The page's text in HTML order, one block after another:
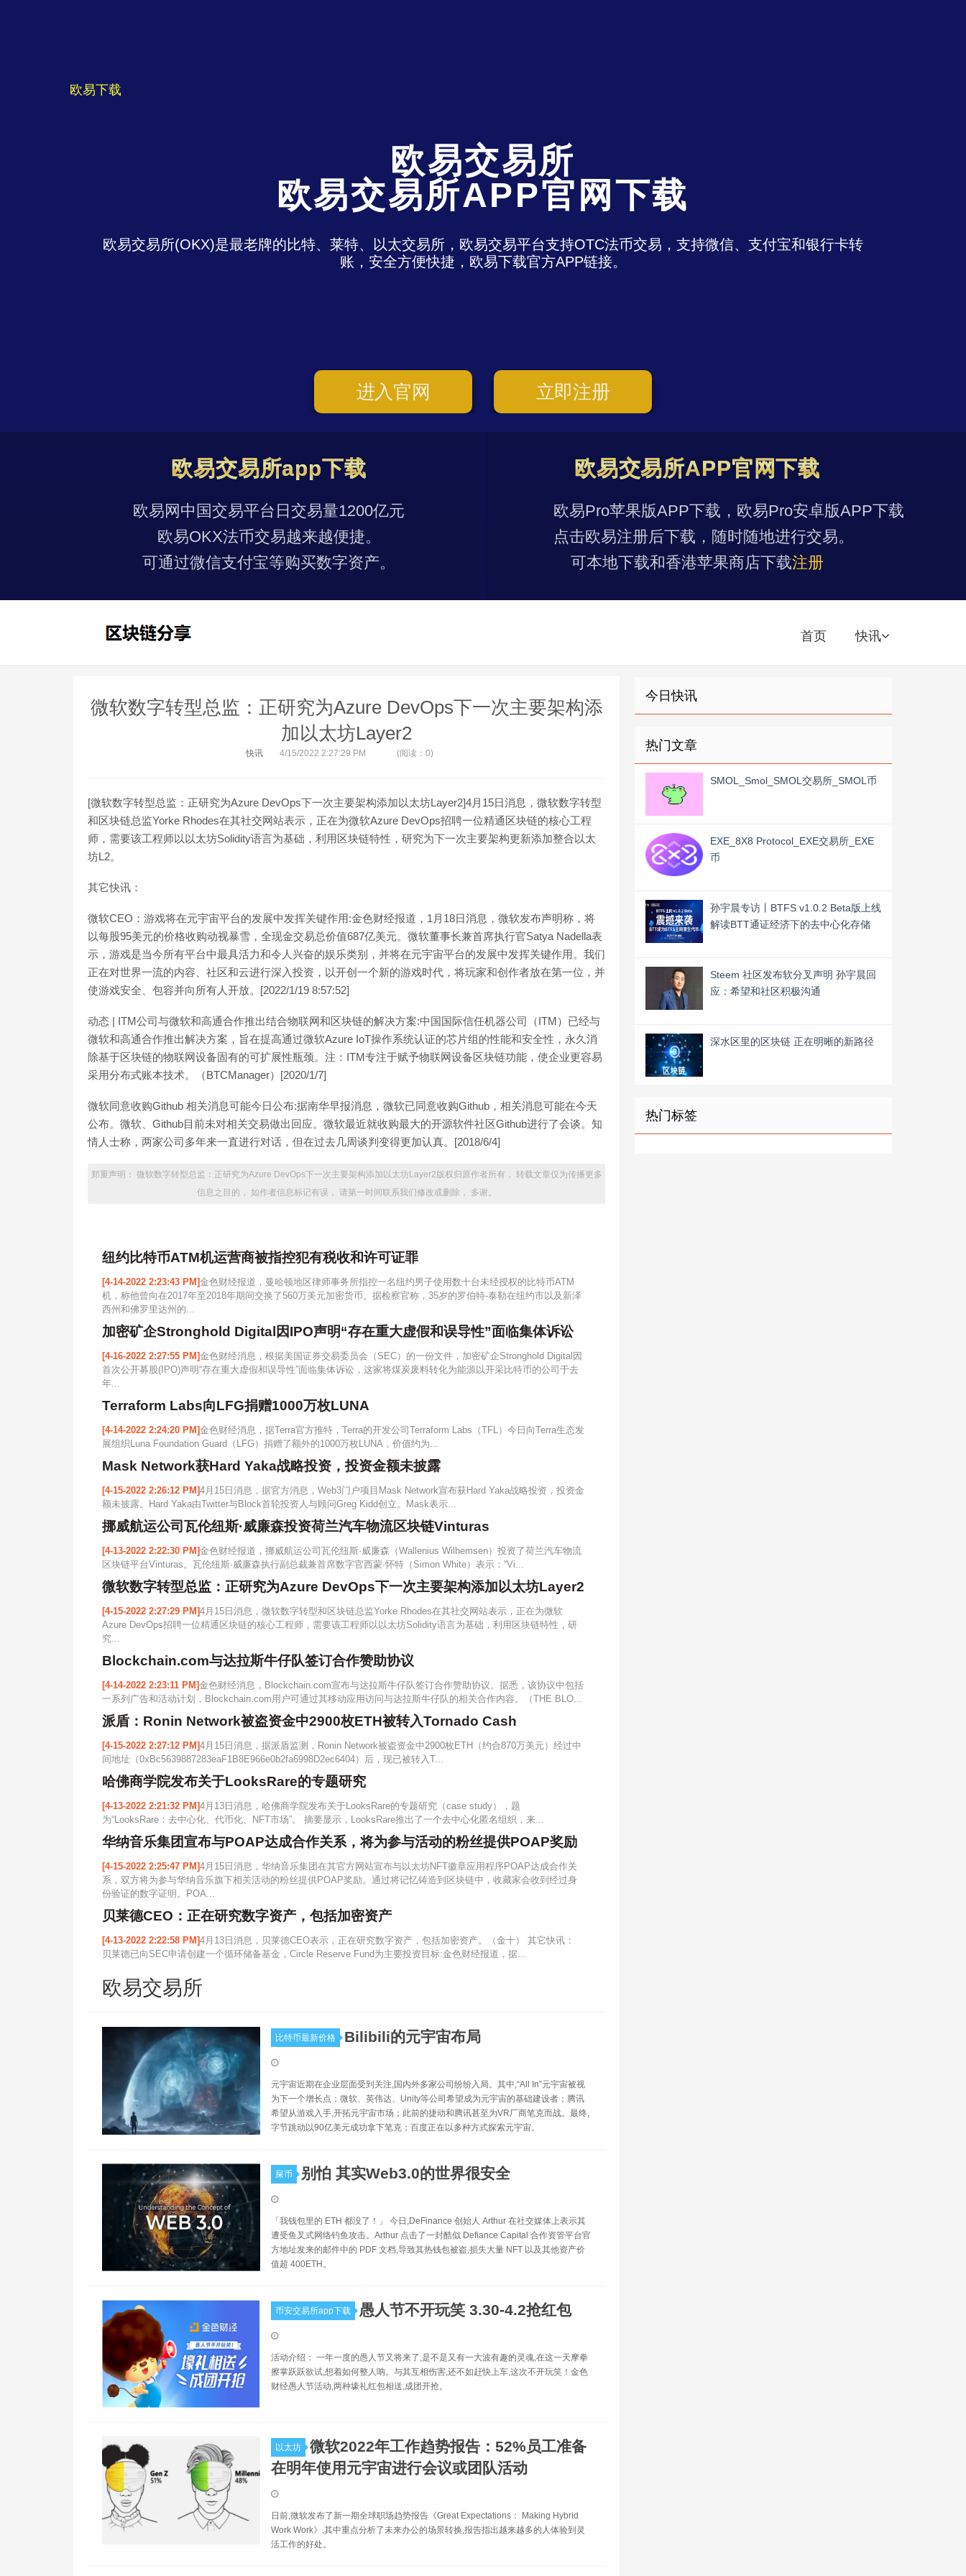
欧易下载
欧易交易所
欧易交易所APP官网下载
欧易交易所(OKX)是最老牌的比特、莱特、以太交易所，欧易交易平台支持OTC法币交易，支持微信、支付宝和银行卡转
账，安全方便快捷，欧易下载官方APP链接。
进入官网 立即注册
欧易交易所app下载
欧易网中国交易平台日交易量1200亿元
欧易OKX法币交易越来越便捷。
可通过微信支付宝等购买数字资产。
欧易交易所APP官网下载
欧易Pro苹果版APP下载，欧易Pro安卓版APP下载
点击欧易注册后下载，随时随地进行交易。
可本地下载和香港苹果商店下载注册
首页 快讯
微软数字转型总监：正研究为Azure DevOps下一次主要架构添
加以太坊Layer2
快讯 4/15/2022 2:27:29 PM (阅读：0)
[微软数字转型总监：正研究为Azure DevOps下一次主要架构添加以太坊Layer2]4月15日消息，微软数字转型
和区块链总监Yorke Rhodes在其社交网站表示，正在为微软Azure DevOps招聘一位精通区块链的核心工程
师，需要该工程师以以太坊Solidity语言为基础，利用区块链特性，研究为下一次主要架构更新添加整合以太
坊L2。
其它快讯：
微软CEO：游戏将在元宇宙平台的发展中发挥关键作用:金色财经报道，1月18日消息，微软发布声明称，将
以每股95美元的价格收购动视暴雪，全现金交易总价值687亿美元。微软董事长兼首席执行官Satya Nadella表
示，游戏是当今所有平台中最具活力和令人兴奋的娱乐类别，并将在元宇宙平台的发展中发挥关键作用。我们
正在对世界一流的内容、社区和云进行深入投资，以开创一个新的游戏时代，将玩家和创作者放在第一位，并
使游戏安全、包容并向所有人开放。[2022/1/19 8:57:52]
动态 | ITM公司与微软和高通合作推出结合物联网和区块链的解决方案:中国国际信任机器公司（ITM）已经与
微软和高通合作推出解决方案，旨在提高通过微软Azure IoT操作系统认证的芯片组的性能和安全性，永久消
除基于区块链的物联网设备固有的可扩展性瓶颈。注：ITM专注于赋予物联网设备区块链功能，使企业更容易
采用分布式账本技术。（BTCManager）[2020/1/7]
微软同意收购Github 相关消息可能今日公布:据南华早报消息，微软已同意收购Github，相关消息可能在今天
公布。微软、Github目前未对相关交易做出回应。微软最近就收购最大的开源软件社区Github进行了会谈。知
情人士称，两家公司多年来一直进行对话，但在过去几周谈判变得更加认真。[2018/6/4]
郑重声明： 微软数字转型总监：正研究为Azure DevOps下一次主要架构添加以太坊Layer2版权归原作者所有， 转载文章仅为传播更多
信息之目的， 如作者信息标记有误， 请第一时间联系我们修改或删除， 多谢。
纽约比特币ATM机运营商被指控犯有税收和许可证罪
[4-14-2022 2:23:43 PM]金色财经报道，曼哈顿地区律师事务所指控一名纽约男子使用数十台未经授权的比特币ATM
机，称他曾向在2017年至2018年期间交换了560万美元加密货币。据检察官称，35岁的罗伯特-泰勒在纽约市以及新泽
西州和佛罗里达州的...
加密矿企Stronghold Digital因IPO声明“存在重大虚假和误导性”面临集体诉讼
[4-16-2022 2:27:55 PM]金色财经消息，根据美国证券交易委员会（SEC）的一份文件，加密矿企Stronghold Digital因
首次公开募股(IPO)声明“存在重大虚假和误导性”面临集体诉讼，这家将煤炭废料转化为能源以开采比特币的公司于去
年...
Terraform Labs向LFG捐赠1000万枚LUNA
[4-14-2022 2:24:20 PM]金色财经消息，据Terra官方推特，Terra的开发公司Terraform Labs（TFL）今日向Terra生态发
展组织Luna Foundation Guard（LFG）捐赠了额外的1000万枚LUNA，价值约为...
Mask Network获Hard Yaka战略投资，投资金额未披露
[4-15-2022 2:26:12 PM]4月15日消息，据官方消息，Web3门户项目Mask Network宣布获Hard Yaka战略投资，投资金
额未披露。Hard Yaka由Twitter与Block首轮投资人与顾问Greg Kidd创立。Mask表示...
挪威航运公司瓦伦纽斯·威廉森投资荷兰汽车物流区块链Vinturas
[4-13-2022 2:22:30 PM]金色财经报道，挪威航运公司瓦伦纽斯·威廉森（Wallenius Wilhemsen）投资了荷兰汽车物流
区块链平台Vinturas。瓦伦纽斯·威廉森执行副总裁兼首席数字官西蒙·怀特（Simon White）表示：“Vi...
微软数字转型总监：正研究为Azure DevOps下一次主要架构添加以太坊Layer2
[4-15-2022 2:27:29 PM]4月15日消息，微软数字转型和区块链总监Yorke Rhodes在其社交网站表示，正在为微软
Azure DevOps招聘一位精通区块链的核心工程师，需要该工程师以以太坊Solidity语言为基础，利用区块链特性，研
究...
Blockchain.com与达拉斯牛仔队签订合作赞助协议
[4-14-2022 2:23:11 PM]金色财经消息，Blockchain.com宣布与达拉斯牛仔队签订合作赞助协议。据悉，该协议中包括
一系列广告和活动计划，Blockchain.com用户可通过其移动应用访问与达拉斯牛仔队的相关合作内容。（THE BLO...
派盾：Ronin Network被盗资金中2900枚ETH被转入Tornado Cash
[4-15-2022 2:27:12 PM]4月15日消息，据派盾监测，Ronin Network被盗资金中2900枚ETH（约合870万美元）经过中
间地址（0xBc5639887283eaF1B8E966e0b2fa6998D2ec6404）后，现已被转入T...
哈佛商学院发布关于LooksRare的专题研究
[4-13-2022 2:21:32 PM]4月13日消息，哈佛商学院发布关于LooksRare的专题研究（case study），题
为“LooksRare：去中心化、代币化、NFT市场”。 摘要显示，LooksRare推出了一个去中心化匿名组织，来...
华纳音乐集团宣布与POAP达成合作关系，将为参与活动的粉丝提供POAP奖励
[4-15-2022 2:25:47 PM]4月15日消息，华纳音乐集团在其官方网站宣布与以太坊NFT徽章应用程序POAP达成合作关
系，双方将为参与华纳音乐旗下相关活动的粉丝提供POAP奖励。通过将记忆铸造到区块链中，收藏家会收到经过身
份验证的数字证明。POA...
贝莱德CEO：正在研究数字资产，包括加密资产
[4-13-2022 2:22:58 PM]4月13日消息，贝莱德CEO表示，正在研究数字资产，包括加密资产。（金十） 其它快讯：
贝莱德已向SEC申请创建一个循环储备基金，Circle Reserve Fund为主要投资目标:金色财经报道，据...
欧易交易所
比特币最新价格 Bilibili的元宇宙布局
元宇宙近期在企业层面受到关注,国内外多家公司纷纷入局。其中,“All In”元宇宙被视
为下一个增长点；微软、英伟达、Unity等公司希望成为元宇宙的基础建设者；腾讯
希望从游戏入手,开拓元宇宙市场；此前的捷动和腾讯甚至为VR厂商笔克而战。最终,
字节跳动以90亿美元成功拿下笔克；百度正在以多种方式探索元宇宙。
屎币 别怕 其实Web3.0的世界很安全
「我钱包里的 ETH 都没了！」 今日,DeFinance 创始人 Arthur 在社交媒体上表示其
遭受鱼叉式网络钓鱼攻击。Arthur 点击了一封酷似 Defiance Capital 合作资管平台官
方地址发来的邮件中的 PDF 文档,导致其热钱包被盗,损失大量 NFT 以及其他资产价
值超 400ETH。
币安交易所app下载 愚人节不开玩笑 3.30-4.2抢红包
活动介绍： 一年一度的愚人节又将来了,是不是又有一大波有趣的灵魂,在这一天摩拳
擦掌跃跃欲试,想着如何整人呐。与其互相伤害,还不如赶快上车,这次不开玩笑！金色
财经愚人节活动,两种壕礼红包相送,成团开抢。
以太坊
微软2022年工作趋势报告：52%员工准备
在明年使用元宇宙进行会议或团队活动
日前,微软发布了新一期全球职场趋势报告《Great Expectations： Making Hybrid
Work Work》,其中重点分析了未来办公的场景转换,报告指出越来越多的人体验到灵
活工作的好处。
今日快讯
热门文章
SMOL_Smol_SMOL交易所_SMOL币
EXE_8X8 Protocol_EXE交易所_EXE
币
孙宇晨专访丨BTFS v1.0.2 Beta版上线
解读BTT通证经济下的去中心化存储
Steem 社区发布软分叉声明 孙宇晨回
应：希望和社区积极沟通
深水区里的区块链 正在明晰的新路径
热门标签